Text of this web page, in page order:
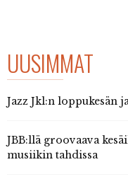
UUSIMMAT
Jazz Jkl:n loppukesän
JBB:llä groovaava
musiikin tahdissa